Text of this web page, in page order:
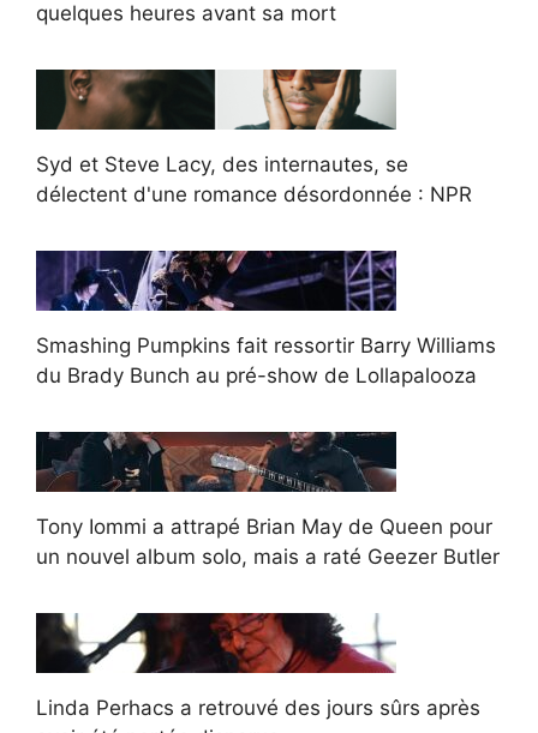
quelques heures avant sa mort
Syd et Steve Lacy, des internautes, se
délectent d'une romance désordonnée : NPR
Smashing Pumpkins fait ressortir Barry Williams
du Brady Bunch au pré-show de Lollapalooza
Tony Iommi a attrapé Brian May de Queen pour
un nouvel album solo, mais a raté Geezer Butler
Linda Perhacs a retrouvé des jours sûrs après